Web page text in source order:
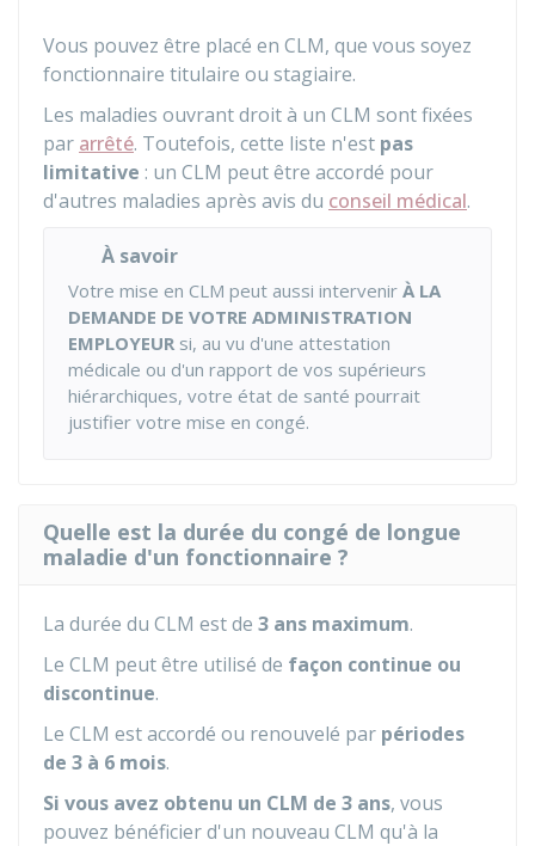
Vous pouvez être placé en CLM, que vous soyez
fonctionnaire titulaire ou stagiaire.
Les maladies ouvrant droit à un CLM sont fixées
par arrêté. Toutefois, cette liste n'est pas
limitative : un CLM peut être accordé pour
d'autres maladies après avis du conseil médical.
À savoir
Votre mise en CLM peut aussi intervenir À LA
DEMANDE DE VOTRE ADMINISTRATION
EMPLOYEUR si, au vu d'une attestation
médicale ou d'un rapport de vos supérieurs
hiérarchiques, votre état de santé pourrait
justifier votre mise en congé.
Quelle est la durée du congé de longue
maladie d'un fonctionnaire ?
La durée du CLM est de 3 ans maximum.
Le CLM peut être utilisé de façon continue ou
discontinue.
Le CLM est accordé ou renouvelé par périodes
de 3 à 6 mois.
Si vous avez obtenu un CLM de 3 ans, vous
pouvez bénéficier d'un nouveau CLM qu'à la